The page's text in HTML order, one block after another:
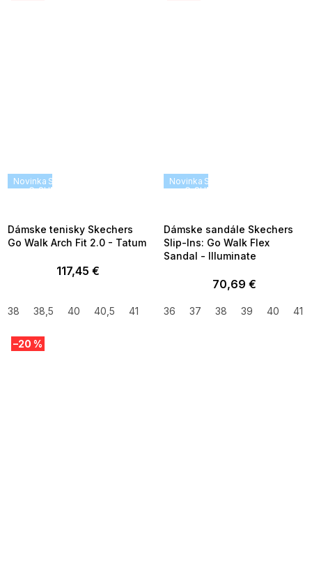
Novinka SUMMER SALE -35% ?
G_SUMMER35:35:EUR:P:f!2026-
Dámske tenisky Skechers
Go Walk Arch Fit 2.0 - Tatum
117,45 €
38 38,5 40 40,5 41 42
Novinka SUMMER SALE -35% ?
Dámske sandále Skechers
Slip-Ins: Go Walk Flex
Sandal - Illuminate
70,69 €
36 37 38 39 40 41
–20 %